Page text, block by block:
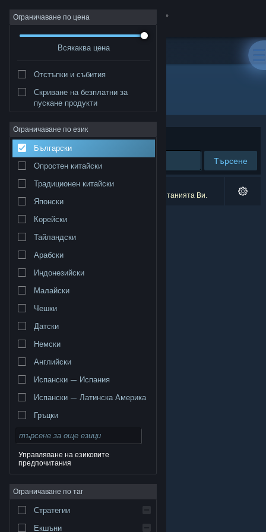
Вписване
Относно
Поддръжка
Смяна на езика
търговски марки принадлежат на съответните им
собственици в САЩ и други страни.
поверителност|Юридическа информация|
Достъпност|Условия за ползване на Steam
Възстановявания|Бисквитки
Ограничаване по цена
Всякаква цена
Отстъпки и събития
Скриване на безплатни за
пускане продукти
Ограничаване по език
Български
Опростен китайски
Традиционен китайски
Японски
Корейски
Тайландски
Арабски
Индонезийски
Малайски
Чешки
Датски
Немски
Английски
Испански — Испания
Испански — Латинска Америка
Гръцки
Управляване на езиковите
предпочитания
Ограничаване по таг
Стратегии
Екшъни
Разработчик: Hauskaz
Сортиране по Съответстване
Търсене
0 резултата съответстват на търсенето Ви.
1 заглавие беше изключено спрямо предпочитанията Ви.